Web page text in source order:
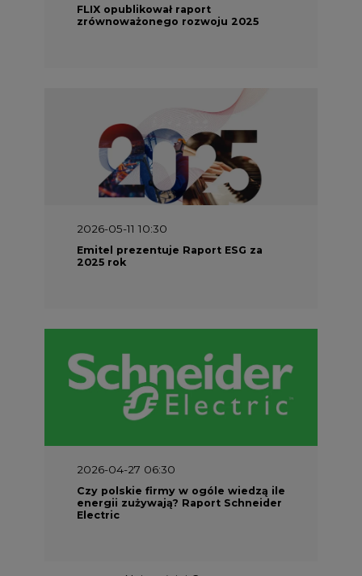
FLIX opublikował raport
zrównoważonego rozwoju 2025
2026-05-11 10:30
Emitel prezentuje Raport ESG za
2025 rok
2026-04-27 06:30
Czy polskie firmy w ogóle wiedzą ile
energii zużywają? Raport Schneider
Electric